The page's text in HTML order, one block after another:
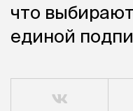
что
единой